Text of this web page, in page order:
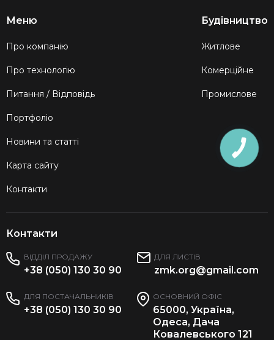
Меню
Про компанію
Про технологію
Питання / Відповідь
Портфоліо
Новини та статті
Карта сайту
Контакти
Будівництво
Житлове
Комерційне
Промислове
Контакти
ВІДДІЛ ПРОДАЖУ
+38 (050) 130 30 90
ДЛЯ ПОСТАЧАЛЬНИКІВ
+38 (050) 130 30 90
ДЛЯ ЛИСТІВ
zmk.org@gmail.com
ОСНОВНИЙ ОФІС
65000, Україна,
Одеса, Дача
Ковалевського 121